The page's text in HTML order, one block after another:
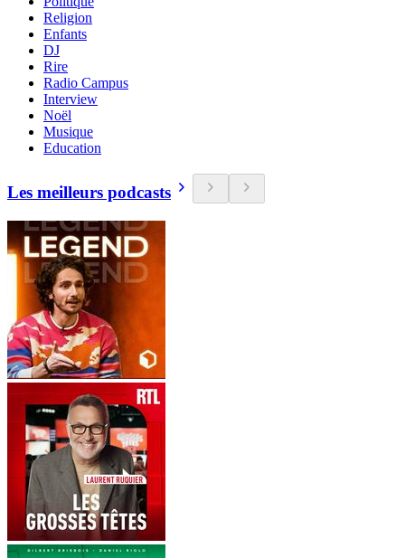
Religion
Enfants
DJ
Rire
Radio Campus
Interview
Noël
Musique
Education
Les meilleurs podcasts